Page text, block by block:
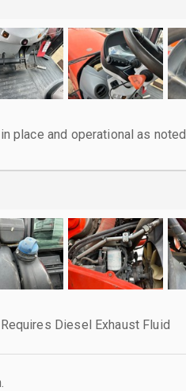
place and operational as noted.
Diesel Exhaust Fluid